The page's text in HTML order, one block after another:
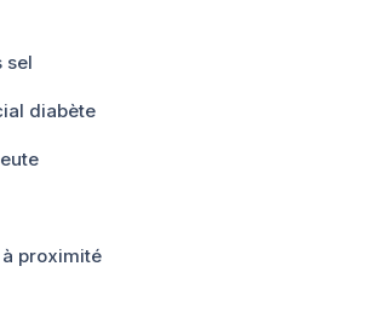
sel
diabète
proximité